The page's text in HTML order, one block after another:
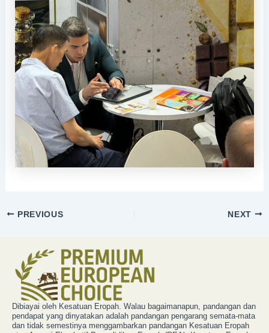
PREVIOUS NEXT
Dibiayai oleh Kesatuan Eropah. Walau bagaimanapun, pandangan dan
pendapat yang dinyatakan adalah pandangan pengarang semata-mata
dan tidak semestinya menggambarkan pandangan Kesatuan Eropah